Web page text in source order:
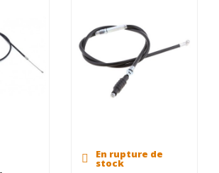
En rupture de
stock